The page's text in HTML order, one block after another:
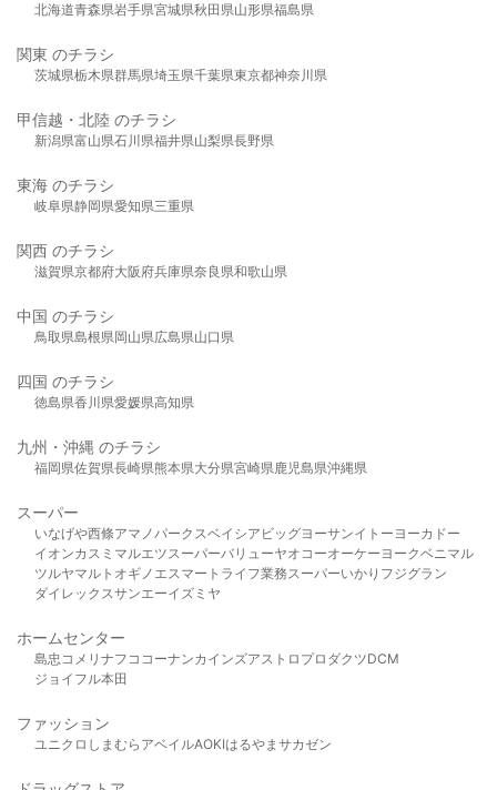
北海道青森県岩手県宮城県秋田県山形県福島県
関東 のチラシ
茨城県栃木県群馬県埼玉県千葉県東京都神奈川県
甲信越・北陸 のチラシ
新潟県富山県石川県福井県山梨県長野県
東海 のチラシ
岐阜県静岡県愛知県三重県
関西 のチラシ
滋賀県京都府大阪府兵庫県奈良県和歌山県
中国 のチラシ
鳥取県島根県岡山県広島県山口県
四国 のチラシ
徳島県香川県愛媛県高知県
九州・沖縄 のチラシ
福岡県佐賀県長崎県熊本県大分県宮崎県鹿児島県沖縄県
スーパー
いなげや西條アマノパークスベイシア ビッグヨーサンイトーヨーカドー
イオンカスミ マルエツスーパーバリューヤオコーオーケー ヨークベニマル
ツルヤマルト オギノ エスマート ライフ業務スーパーいかり フジグラン
ダイレックスサンエーイズミヤ
ホームセンター
島忠 コメリ ナフコ コーナンカインズアストロプロダクツDCM
ジョイフル本田
ファッション
ユニクロ しまむら アベイルAOKIはるやま サカゼン